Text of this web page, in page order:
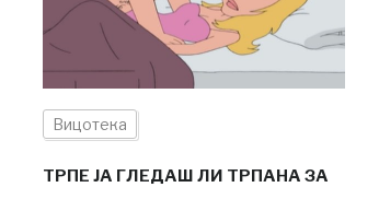
Вицотека
ТРПЕ ЈА ГЛЕДАШ ЛИ ТРПАНА ЗА